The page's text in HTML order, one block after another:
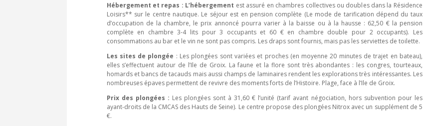
Hébergement et repas : L’hébergement est assuré en chambres collectives ou doubles dans la Résidence
Loisirs** sur le centre nautique. Le séjour est en pension complète (Le mode de tarification dépend du taux
d’occupation de la chambre, le prix annoncé pourra varier à la baisse ou à la hausse : 62,50 € la pension
complète en chambre 3-4 lits pour 3 occupants et 60 € en chambre double pour 2 occupants). Les
consommations au bar et le vin ne sont pas compris. Les draps sont fournis, mais pas les serviettes de toilette.
Les sites de plongée : Les plongées sont variées et proches (en moyenne 20 minutes de trajet en bateau),
elles s’effectuent autour de l’Ile de Groix. La faune et la flore sont très abondantes : les congres, tourteaux,
homards et bancs de tacauds mais aussi champs de laminaires rendent les explorations très intéressantes. Les
nombreuses épaves permettent de revivre des moments forts de l’Histoire. Plage, face à l’Ile de Groix.
Prix des plongées : Les plongées sont à 31,60 € l’unité (tarif avant négociation, hors subvention pour les
ayant-droits de la CMCAS des Hauts de Seine). Le centre propose des plongées Nitrox avec un supplément de 5
€.